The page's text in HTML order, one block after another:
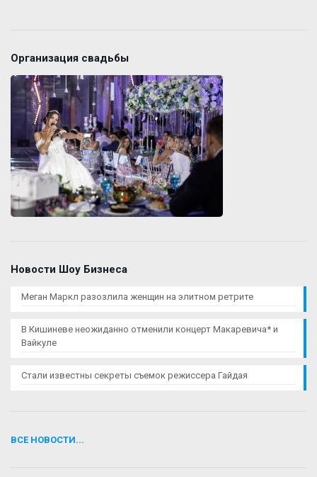
Организация свадьбы
Новости Шоу Бизнеса
Меган Маркл разозлила женщин на элитном ретрите
В Кишиневе неожиданно отменили концерт Макаревича* и
Вайкуле
Стали известны секреты съемок режиссера Гайдая
ВСЕ НОВОСТИ...